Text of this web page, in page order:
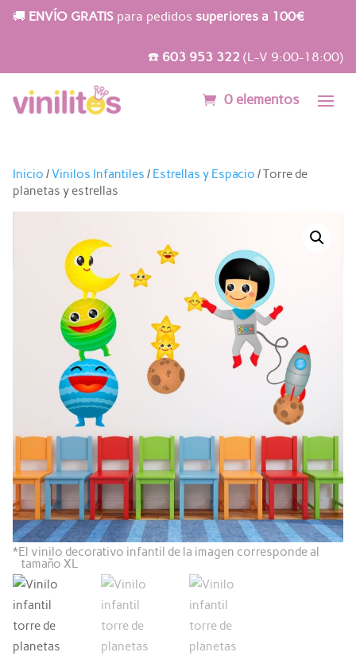
🚚 ENVÍO GRATISpara pedidos superiores a 100€
☎️ 603 953 322 (L-V 9:00-18:00)
0 elementos
Inicio /Vinilos Infantiles / Estrellas y Espacio / Torre de
planetas y estrellas
*El vinilo decorativo infantil de la imagen corresponde al
tamaño XL